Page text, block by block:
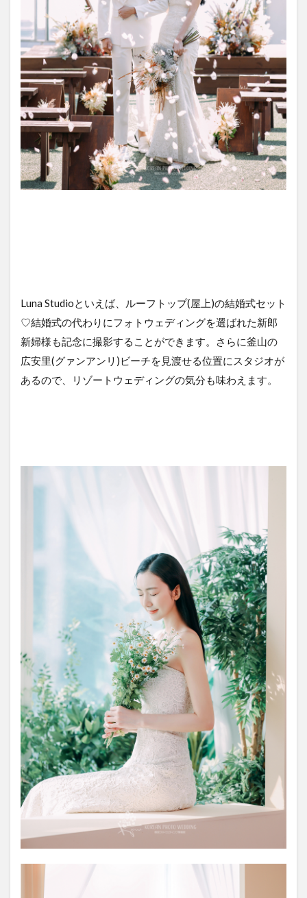
Luna Studioといえば、ルーフトップ(屋上)の結婚式セット
♡結婚式の代わりにフォトウェディングを選ばれた新郎
新婦様も記念に撮影することができます。さらに釜山の
広安里(グァンアンリ)ビーチを見渡せる位置にスタジオが
あるので、リゾートウェディングの気分も味わえます。